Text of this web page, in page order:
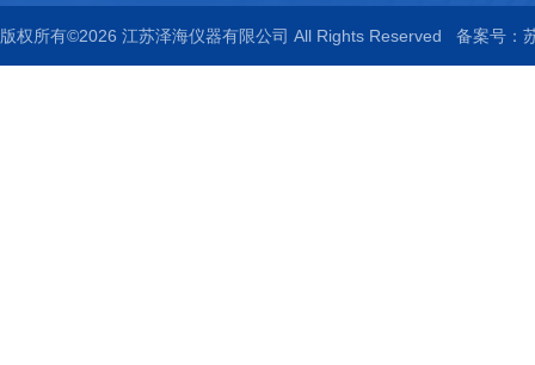
版权所有©2026 江苏泽海仪器有限公司 All Rights Reserved 备案号：